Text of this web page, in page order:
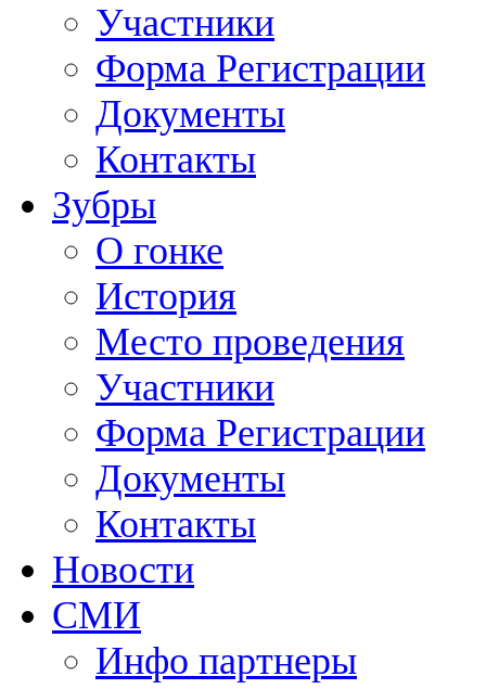
Участники
Форма Регистрации
Документы
Контакты
Зубры
О гонке
История
Место проведения
Участники
Форма Регистрации
Документы
Контакты
Новости
СМИ
Инфо партнеры